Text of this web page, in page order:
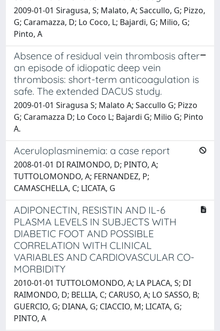
2009-01-01 Siragusa, S; Malato, A; Saccullo, G; Pizzo,
G; Caramazza, D; Lo Coco, L; Bajardi, G; Milio, G;
Pinto, A
Absence of residual vein thrombosis after
an episode of idiopatic deep vein
thrombosis: short-term anticoagulation is
safe. The extended DACUS study.
2009-01-01 Siragusa S; Malato A; Saccullo G; Pizzo
G; Caramazza D; Lo Coco L; Bajardi G; Milio G; Pinto
A.
Aceruloplasminemia: a case report
2008-01-01 DI RAIMONDO, D; PINTO, A;
TUTTOLOMONDO, A; FERNANDEZ, P;
CAMASCHELLA, C; LICATA, G
ADIPONECTIN, RESISTIN AND IL-6
PLASMA LEVELS IN SUBJECTS WITH
DIABETIC FOOT AND POSSIBLE
CORRELATION WITH CLINICAL
VARIABLES AND CARDIOVASCULAR CO-
MORBIDITY
2010-01-01 TUTTOLOMONDO, A; LA PLACA, S; DI
RAIMONDO, D; BELLIA, C; CARUSO, A; LO SASSO, B;
GUERCIO, G; DIANA, G; CIACCIO, M; LICATA, G;
PINTO, A